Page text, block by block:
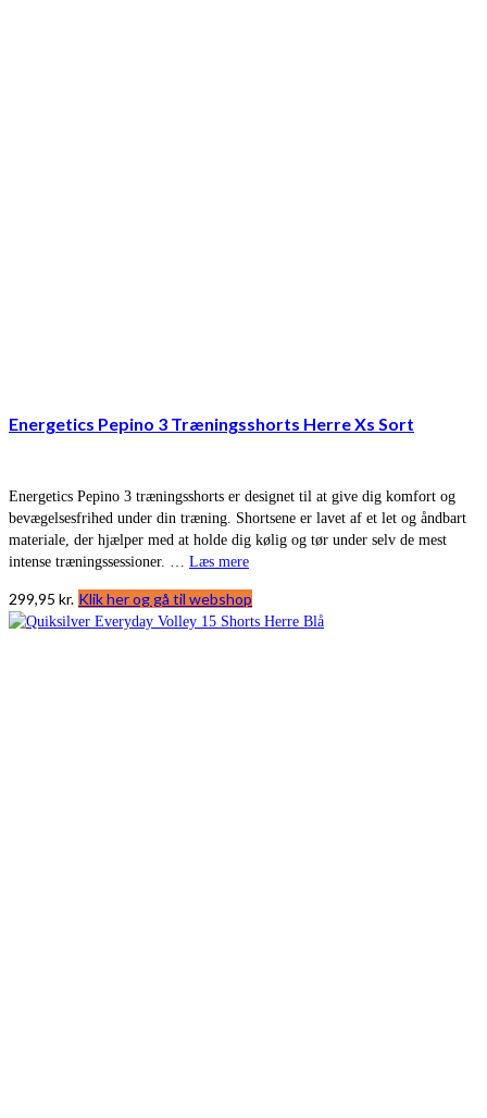
Energetics Pepino 3 Træningsshorts Herre Xs Sort
Energetics Pepino 3 træningsshorts er designet til at give dig komfort og
bevægelsesfrihed under din træning. Shortsene er lavet af et let og åndbart
materiale, der hjælper med at holde dig kølig og tør under selv de mest
intense træningssessioner. … Læs mere
299,95 kr. Klik her og gå til webshop